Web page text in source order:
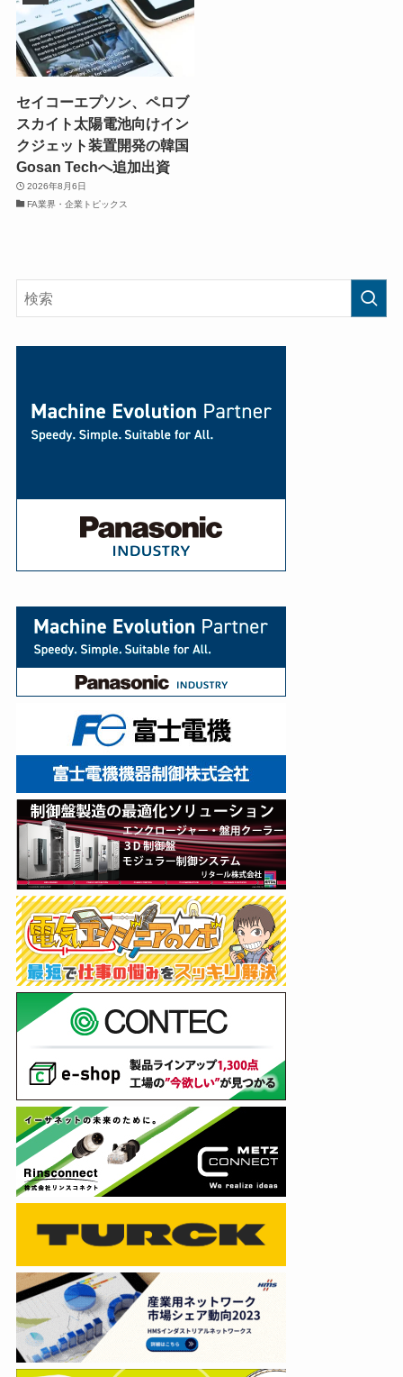
セイコーエプソン、ペロブ
スカイト太陽電池向けイン
クジェット装置開発の韓国
Gosan Techへ追加出資
2026年8月6日
FA業界・企業トピックス